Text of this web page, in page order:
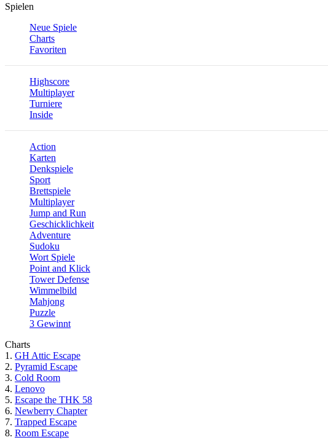
Spielen
Neue Spiele
Charts
Favoriten
Highscore
Multiplayer
Turniere
Inside
Action
Karten
Denkspiele
Sport
Brettspiele
Multiplayer
Jump and Run
Geschicklichkeit
Adventure
Sudoku
Wort Spiele
Point and Klick
Tower Defense
Wimmelbild
Mahjong
Puzzle
3 Gewinnt
Charts
1. GH Attic Escape
2. Pyramid Escape
3. Cold Room
4. Lenovo
5. Escape the THK 58
6. Newberry Chapter
7. Trapped Escape
8. Room Escape